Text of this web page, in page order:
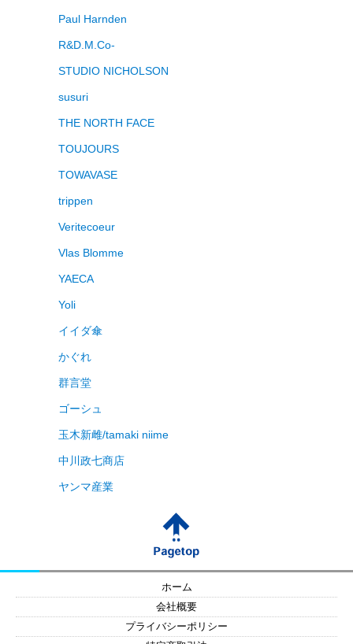
Paul Harnden
R&D.M.Co-
STUDIO NICHOLSON
susuri
THE NORTH FACE
TOUJOURS
TOWAVASE
trippen
Veritecoeur
Vlas Blomme
YAECA
Yoli
イイダ傘
かぐれ
群言堂
ゴーシュ
玉木新雌/tamaki niime
中川政七商店
ヤンマ産業
ホーム
会社概要
プライバシーポリシー